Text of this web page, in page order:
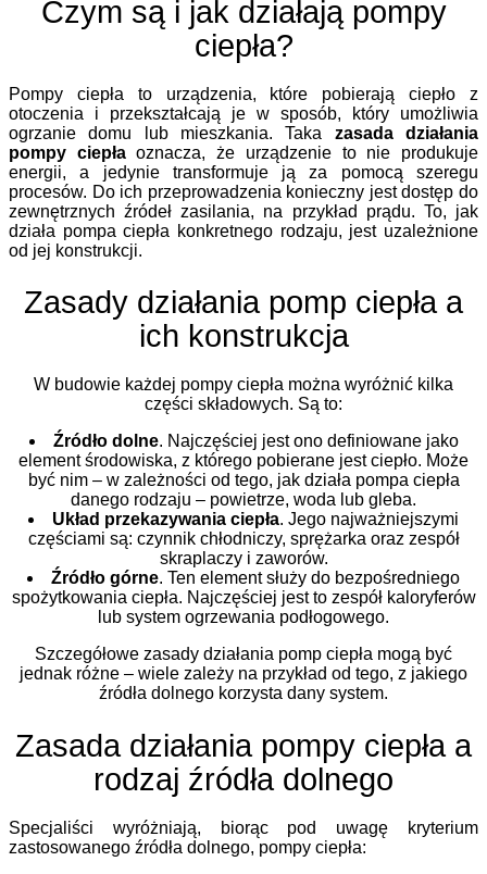
Czym są i jak działają pompy
ciepła?
Pompy ciepła to urządzenia, które pobierają ciepło z
otoczenia i przekształcają je w sposób, który umożliwia
ogrzanie domu lub mieszkania. Taka zasada działania
pompy ciepłaoznacza, że urządzenie to nie produkuje
energii, a jedynie transformuje ją za pomocą szeregu
procesów. Do ich przeprowadzenia konieczny jest dostęp do
zewnętrznych źródeł zasilania, na przykład prądu. To, jak
działa pompa ciepła konkretnego rodzaju, jest uzależnione
od jej konstrukcji.
Zasady działania pomp ciepła a
ich konstrukcja
W budowie każdej pompy ciepła można wyróżnić kilka
części składowych. Są to:
Źródło dolne. Najczęściej jest ono definiowane jako
element środowiska, z którego pobierane jest ciepło. Może
być nim – w zależności od tego, jak działa pompa ciepła
danego rodzaju – powietrze, woda lub gleba.
Układ przekazywania ciepła. Jego najważniejszymi
częściami są: czynnik chłodniczy, sprężarka oraz zespół
skraplaczy i zaworów.
Źródło górne. Ten element służy do bezpośredniego
spożytkowania ciepła. Najczęściej jest to zespół kaloryferów
lub system ogrzewania podłogowego.
Szczegółowe zasady działania pomp ciepła mogą być
jednak różne – wiele zależy na przykład od tego, z jakiego
źródła dolnego korzysta dany system.
Zasada działania pompy ciepła a
rodzaj źródła dolnego
Specjaliści wyróżniają, biorąc pod uwagę kryterium
zastosowanego źródła dolnego, pompy ciepła: